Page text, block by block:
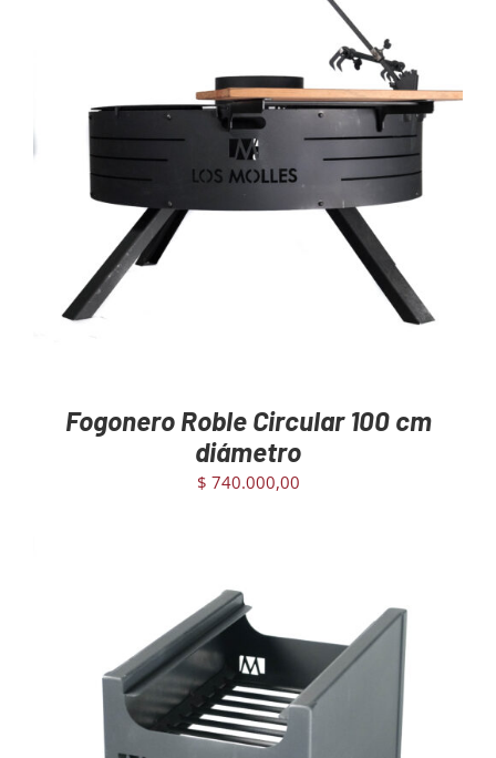
AGREGAR AL CARRITO / DETAILS
Fogonero Roble Circular 100 cm
diámetro
$ 740.000,00